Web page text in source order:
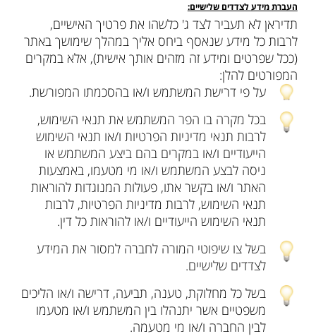
העברת מידע לצדדים שלישיים:
תדיראן לא תעביר לצד ג' כלשהו את פרטיך האישיים,
לרבות כל מידע שנאסף ביחס אליך במהלך שימושך באתר
(ככל שפרטים ומידע זה מזהים אותך אישית), אלא במקרים
המפורטים להלן:
על פי דרישת המשתמש ו/או בהסכמתו המפורשת.
בכל מקרה בו הפר המשתמש את תנאי השימוש,
לרבות תנאי מדיניות הפרטיות ו/או תנאי השימוש
הייעודיים ו/או במקרים בהם ביצע המשתמש או
ניסה לבצע המשתמש ו/או מי מטעמו, באמצעות
האתר ו/או בקשר אתו, פעולות המנוגדות להוראות
תנאי השימוש, לרבות מדיניות הפרטיות, לרבות
תנאי השימוש הייעודיים ו/או להוראות כל דין.
בשל צו שיפוטי המורה לחברה למסור את המידע
לצדדים שלישיים.
בשל כל מחלוקת, טענה, תביעה, דרישה ו/או הליכים
משפטיים אשר יתנהלו בין המשתמש ו/או מטעמו
לבין החברה ו/או מי מטעמה.